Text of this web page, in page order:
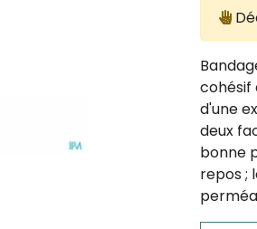
cohésif
d'une
deux
bonne
repos ;